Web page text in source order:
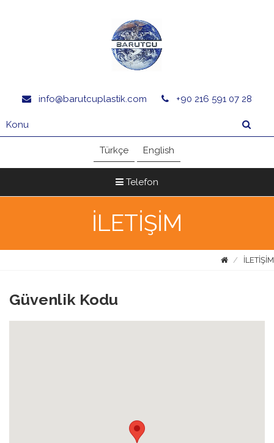
info@barutcuplastik.com +90 216 591 07 28
Türkçe English
Telefon
İLETİŞİM
İLETİŞİM
Güvenlik Kodu